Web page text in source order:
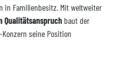
in Familienbesitz. Mit weltweiter
Qualitätsanspruch baut der
seine Position